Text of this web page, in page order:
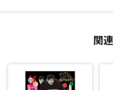
関